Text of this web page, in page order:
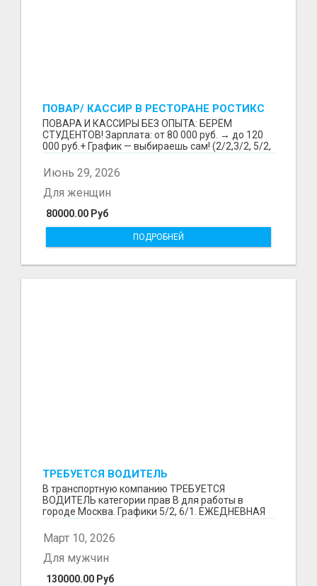
ПОВАР/ КАССИР В РЕСТОРАНЕ РОСТИКС
(КФС)
ПОВАРА И КАССИРЫ БЕЗ ОПЫТА: БЕРЁМ
СТУДЕНТОВ! Зарплата: от 80 000 руб. → до 120
000 руб.+ График — выбираешь сам! (2/2,3/2, 5/2,
6/1,4/2) Раб...
Июнь 29, 2026
80000.00 Руб
Для женщин
ПОДРОБНЕЙ
ТРЕБУЕТСЯ ВОДИТЕЛЬ
В транспортную компанию ТРЕБУЕТСЯ
ВОДИТЕЛЬ категории прав В для работы в
городе Москва. Графики 5/2, 6/1. ЕЖЕДНЕВНАЯ
Март 10, 2026
130000.00 Руб
Для мужчин